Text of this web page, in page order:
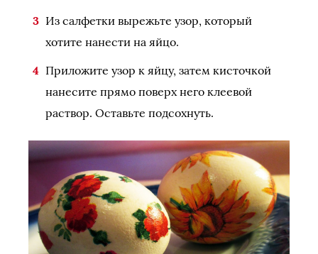
Из салфетки вырежьте узор, который
хотите нанести на яйцо.
Приложите узор к яйцу, затем кисточкой
нанесите прямо поверх него клеевой
раствор. Оставьте подсохнуть.